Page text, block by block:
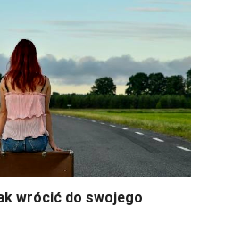
wrócić do swojego